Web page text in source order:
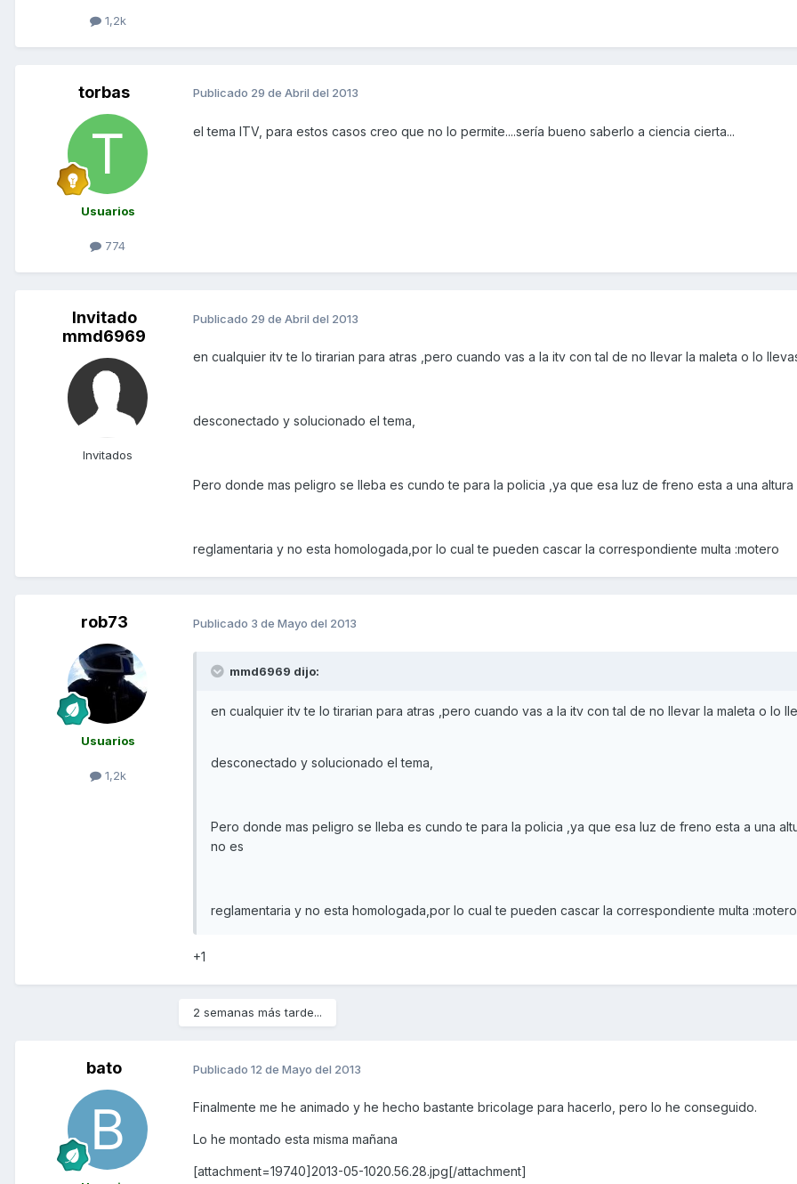
1,2k
torbas
Usuarios
774
Publicado 29 de Abril del 2013
el tema ITV, para estos casos creo que no lo permite....sería bueno saberlo a ciencia cierta...
Invitado
mmd6969
Invitados
Publicado 29 de Abril del 2013
en cualquier itv te lo tirarian para atras ,pero cuando vas a la itv con tal de no llevar la maleta o lo
desconectado y solucionado el tema,
Pero donde mas peligro se lleba es cundo te para la policia ,ya que esa luz de freno esta a una
reglamentaria y no esta homologada,por lo cual te pueden cascar la correspondiente multa :motero
rob73
Usuarios
1,2k
Publicado 3 de Mayo del 2013
mmd6969 dijo:
en cualquier itv te lo tirarian para atras ,pero cuando vas a la itv con tal de no llevar la maleta o lo
desconectado y solucionado el tema,
Pero donde mas peligro se lleba es cundo te para la policia ,ya que esa luz de freno esta a una
no es
reglamentaria y no esta homologada,por lo cual te pueden cascar la correspondiente multa :motero
+1
2 semanas más tarde...
bato Publicado 12 de Mayo del 2013
Finalmente me he animado y he hecho bastante bricolage para hacerlo, pero lo he conseguido.
Lo he montado esta misma mañana
[attachment=19740]2013-05-1020.56.28.jpg[/attachment]